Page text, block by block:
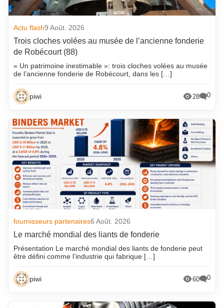
Actu flash9 Août. 2026
Trois cloches volées au musée de l’ancienne fonderie
de Robécourt (88)
« Un patrimoine inestimable »: trois cloches volées au musée
de l’ancienne fonderie de Robécourt, dans les […]
piwi 28 0
fournisseurs partenaires6 Août. 2026
Le marché mondial des liants de fonderie
Présentation Le marché mondial des liants de fonderie peut
être défini comme l’industrie qui fabrique […]
piwi 60 0